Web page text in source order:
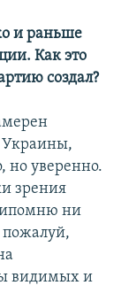
и раньше
Как это
создал?
Украины,
но уверенно.
зрения
ни
пожалуй,
видимых и